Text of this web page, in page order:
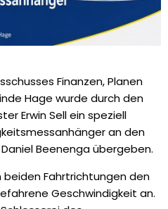
Finanzen, Planen
Hage wurde durch den
Erwin Sell ein speziell
an den
Beenenga übergeben.
beiden Fahrtrichtungen den
Geschwindigkeit an.